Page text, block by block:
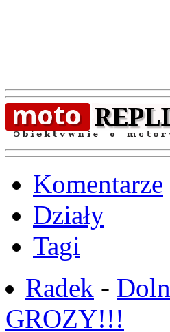
Komentarze
Działy
Tagi
Radek -
GROZY!!!